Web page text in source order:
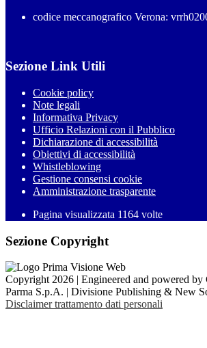
codice meccanografico Verona:
Sezione Link Utili
Cookie policy
Note legali
Informativa Privacy
Ufficio Relazioni con il Pubblico
Dichiarazione di accessibilità
Obiettivi di accessibilità
Whistleblowing
Gestione consensi cookie
Amministrazione trasparente
Pagina visualizzata 1164 volte
Sezione Copyright
Copyright 2026 | Engineered and powered by
Parma S.p.A. | Divisione Publishing & New
Disclaimer trattamento dati personali